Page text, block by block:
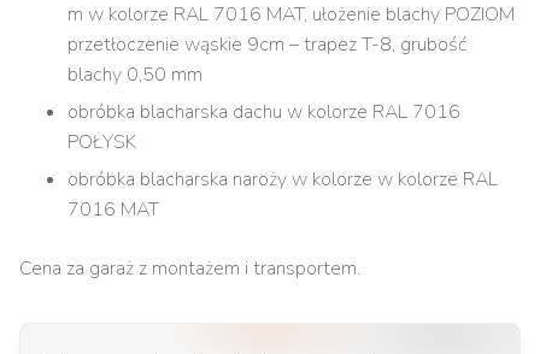
m w kolorze RAL 7016 MAT, ułożenie blachy POZIOM
przetłoczenie wąskie 9cm – trapez T-8, grubość
blachy 0,50 mm
obróbka blacharska dachu w kolorze RAL 7016
POŁYSK
obróbka blacharska naroży w kolorze w kolorze RAL
7016 MAT
Cena za garaż z montażem i transportem.